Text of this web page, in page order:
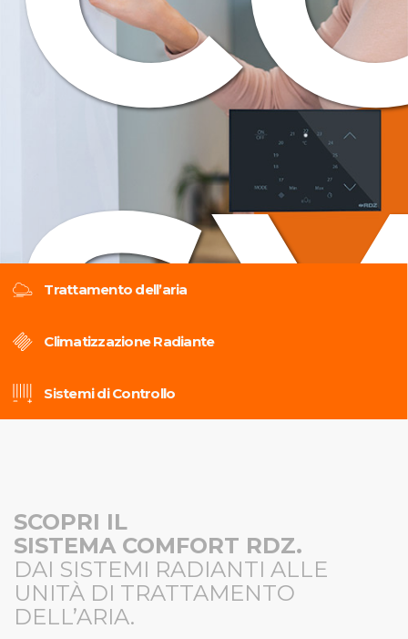
Trattamento dell’aria
Climatizzazione Radiante
Sistemi di Controllo
SCOPRI IL
SISTEMA COMFORT RDZ.
DAI SISTEMI RADIANTI ALLE
UNITÀ DI TRATTAMENTO
DELL’ARIA.